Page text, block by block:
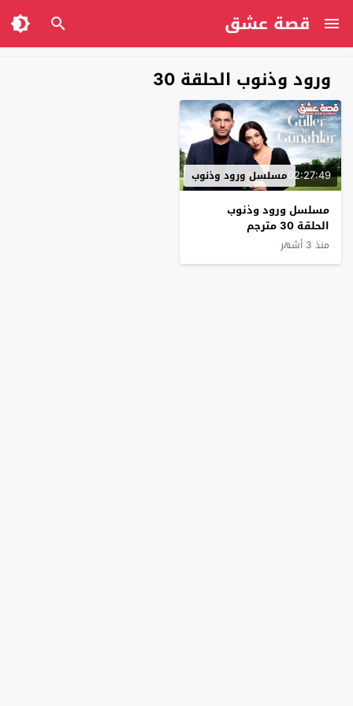
قصة عشق
ورود وذنوب الحلقة 30
02:27:49مسلسل ورود وذنوب
مسلسل ورود وذنوب
الحلقة 30 مترجم
منذ 3 أشهر